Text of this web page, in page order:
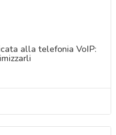
alla telefonia VoIP: